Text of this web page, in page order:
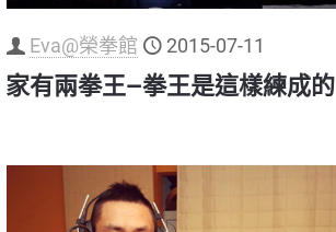
Eva@榮拳館 2015-07-11
家有兩拳王—拳王是這樣練成的